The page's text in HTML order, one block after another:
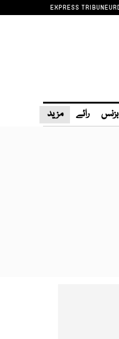
EXPRESS TRIBUNE
بزنس رائے مزید